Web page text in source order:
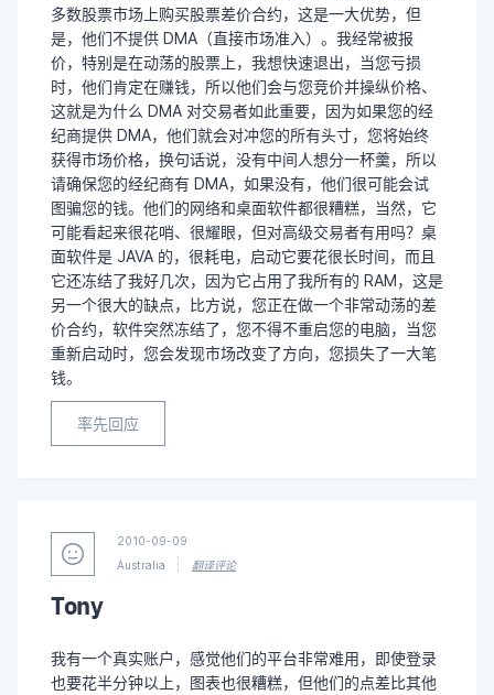
多数股票市场上购买股票差价合约，这是一大优势，但
是，他们不提供 DMA（直接市场准入）。我经常被报
价，特别是在动荡的股票上，我想快速退出，当您亏损
时，他们肯定在赚钱，所以他们会与您竞价并操纵价格、
这就是为什么 DMA 对交易者如此重要，因为如果您的经
纪商提供 DMA，他们就会对冲您的所有头寸，您将始终
获得市场价格，换句话说，没有中间人想分一杯羹，所以
请确保您的经纪商有 DMA，如果没有，他们很可能会试
图骗您的钱。他们的网络和桌面软件都很糟糕，当然，它
可能看起来很花哨、很耀眼，但对高级交易者有用吗？桌
面软件是 JAVA 的，很耗电，启动它要花很长时间，而且
它还冻结了我好几次，因为它占用了我所有的 RAM，这是
另一个很大的缺点，比方说，您正在做一个非常动荡的差
价合约，软件突然冻结了，您不得不重启您的电脑，当您
重新启动时，您会发现市场改变了方向，您损失了一大笔
钱。
率先回应
2010-09-09
Australia
翻译评论
Tony
我有一个真实账户，感觉他们的平台非常难用，即使登录
也要花半分钟以上，图表也很糟糕，但他们的点差比其他